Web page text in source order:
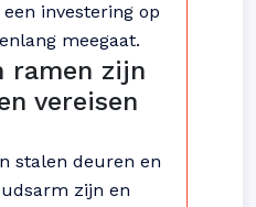
investering op
meegaat.
ramen zijn
vereisen
stalen deuren en
zijn en